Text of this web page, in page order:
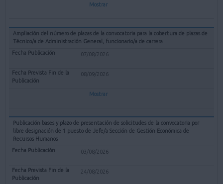
Mostrar
Ampliación del número de plazas de la convocatoria para la cobertura de plazas de
Técnico/a de Administración General, funcionario/a de carrera
07/08/2026
08/09/2026
Mostrar
Publicación bases y plazo de presentación de solicitudes de la convocatoria por
libre designación de 1 puesto de Jefe/a Sección de Gestión Económica de
Recursos Humanos
03/08/2026
24/08/2026